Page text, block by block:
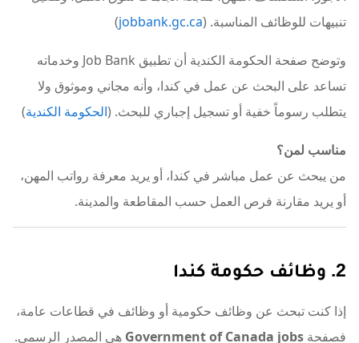
تنبيهات للوظائف المناسبة. (jobbank.gc.ca
)
وتوضح صفحة الحكومة الكندية أن تطبيق Job Bank وخدماته
تساعد على البحث عن عمل في كندا، وأنه مجاني وموثوق ولا
يتطلب رسوماً خفية أو تسجيل إجباري للبحث. (الحكومة الكندية)
مناسب لمن؟
من يبحث عن عمل مباشر في كندا، أو يريد معرفة رواتب المهن،
أو يريد مقارنة فرص العمل حسب المقاطعة والمدينة.
2. وظائف حكومة كندا
إذا كنت تبحث عن وظائف حكومية أو وظائف في قطاعات عامة،
فصفحة Government of Canada jobs هي المصدر الرسمي.